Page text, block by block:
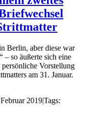
Berlin, aber diese war
– so äußerte sich eine
Vorstellung
am 31. Januar.
2019|Tags: